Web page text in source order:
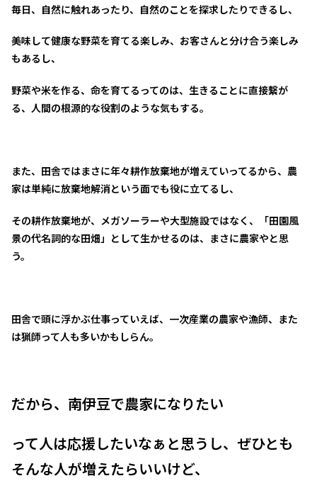
毎日、自然に触れあったり、自然のことを探求したりできるし、
美味して健康な野菜を育てる楽しみ、お客さんと分け合う楽しみ
もあるし、
野菜や米を作る、命を育てるってのは、生きることに直接繋が
る、人間の根源的な役割のような気もする。
また、田舎ではまさに年々耕作放棄地が増えていってるから、農
家は単純に放棄地解消という面でも役に立てるし、
その耕作放棄地が、メガソーラーや大型施設ではなく、「田園風
景の代名詞的な田畑」として生かせるのは、まさに農家やと思
う。
田舎で頭に浮かぶ仕事っていえば、一次産業の農家や漁師、また
は猟師って人も多いかもしらん。
だから、南伊豆で農家になりたい
って人は応援したいなぁと思うし、ぜひとも
そんな人が増えたらいいけど、